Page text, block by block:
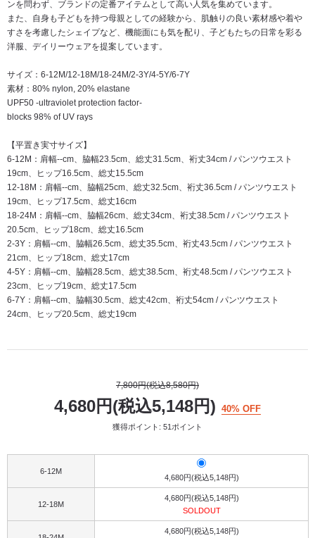
ンを問わず、ブランドの定番アイテムとして高い人気を集めています。
また、自身も子どもを持つ母親としての経験から、肌触りの良い素材感や着や
すさを考慮したシェイプなど、機能面にも気を配り、子どもたちの日常を彩る
洋服、デイリーウェアを提案しています。
サイズ：6-12M/12-18M/18-24M/2-3Y/4-5Y/6-7Y
素材：80% nylon, 20% elastane
UPF50 -ultraviolet protection factor-
blocks 98% of UV rays
【平置き実寸サイズ】
6-12M：肩幅--cm、脇幅23.5cm、総丈31.5cm、裄丈34cm / パンツウエスト
19cm、ヒップ16.5cm、総丈15.5cm
12-18M：肩幅--cm、脇幅25cm、総丈32.5cm、裄丈36.5cm / パンツウエスト
19cm、ヒップ17.5cm、総丈16cm
18-24M：肩幅--cm、脇幅26cm、総丈34cm、裄丈38.5cm / パンツウエスト
20.5cm、ヒップ18cm、総丈16.5cm
2-3Y：肩幅--cm、脇幅26.5cm、総丈35.5cm、裄丈43.5cm / パンツウエスト
21cm、ヒップ18cm、総丈17cm
4-5Y：肩幅--cm、脇幅28.5cm、総丈38.5cm、裄丈48.5cm / パンツウエスト
23cm、ヒップ19cm、総丈17.5cm
6-7Y：肩幅--cm、脇幅30.5cm、総丈42cm、裄丈54cm / パンツウエスト
24cm、ヒップ20.5cm、総丈19cm
7,800円(税込8,580円)
4,680円(税込5,148円) 40% OFF
獲得ポイント: 51ポイント
6-12M
4,680円(税込5,148円)
12-18M
4,680円(税込5,148円)
SOLDOUT
4,680円(税込5,148円)